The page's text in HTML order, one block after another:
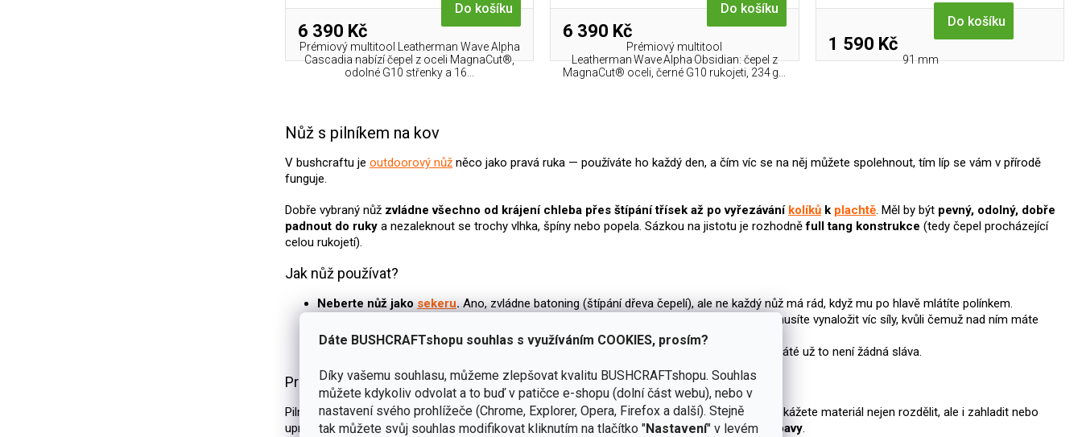
Dáte BUSHCRAFTshopu souhlas s využíváním COOKIES, prosím?
Díky vašemu souhlasu, můžeme zlepšovat kvalitu BUSHCRAFTshopu. Souhlas
můžete kdykoliv odvolat a to buď v patičce e-shopu (dolní část webu), nebo v
nastavení svého prohlížeče (Chrome, Explorer, Opera, Firefox a další). Stejně
tak můžete svůj souhlas modifikovat kliknutím na tlačítko "Nastavení" v levém
6 390 Kč
Do košíku
Prémiový multitool Leatherman Wave Alpha
Cascadia nabízí čepel z oceli MagnaCut®,
odolné G10 střenky a 16...
6 390 Kč
Do košíku
Prémiový multitool
Leatherman Wave Alpha Obsidian: čepel z
MagnaCut® oceli, černé G10 rukojeti, 234 g...
1 590 Kč
Do košíku
91 mm
d
í
p
v
p
s
u
Nůž s pilníkem na kov
V bushcraftu je outdoorový nůž něco jako pravá ruka — používáte ho každý den, a čím víc se na něj můžete spolehnout, tím líp se vám v přírodě
funguje.
Dobře vybraný nůž zvládne všechno od krájení chleba přes štípání třísek až po vyřezávání kolíků k plachtě. Měl by být pevný, odolný, dobře
padnout do ruky a nezaleknout se trochy vlhka, špíny nebo popela. Sázkou na jistotu je rozhodněfull tang konstrukce (tedy čepel procházející
celou rukojetí).
Jak nůž používat?
Neberte nůž jako sekeru. Ano, zvládne batoning (štípání dřeva čepelí), ale ne každý nůž má rád, když mu po hlavě mlátíte polínkem.
Tupý nůž je nebezpečnější než ostrý — při jeho používání totiž musíte vynaložit víc síly, kvůli čemuž nad ním máte
horší kontrolu a najednou řežete víc, než jste chtěli.
Jasně, otevřít s ním konzervu se dá. Ale po páté už to není žádná sláva.
Proč nůž s pilníkem na kov?
Pilník na kov bývásoučástí robustnějšíchmultifunkčních nožů, takže s jedním nástrojem dokážete materiál nejen rozdělit, ale i zahladit nebo
upravit. Pilník zvládne třebapřeříznout drátek, malý šroubek, plast i měkčí kovové části výbavy.